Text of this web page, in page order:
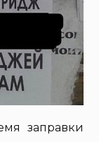
заправки